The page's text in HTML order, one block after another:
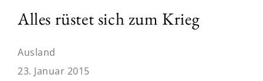
Alles rüstet sich zum Krieg
Ausland
23. Januar 2015